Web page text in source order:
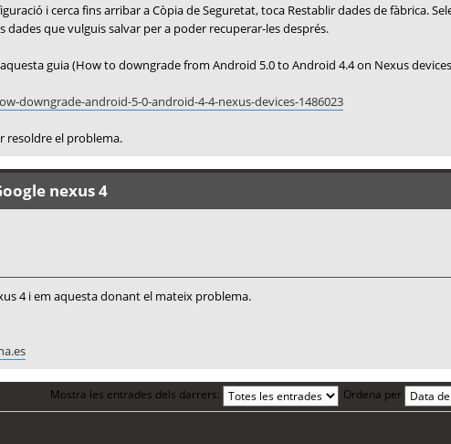
i cerca fins arribar a Còpia de Seguretat, toca Restablir dades de fàbrica.
dades que vulguis salvar per a poder recuperar-les després.
guia (How to downgrade from Android 5.0 to Android 4.4 on Nexus
downgrade-android-5-0-android-4-4-nexus-devices-1486023
resoldre el problema.
nexus 4
4 i em aquesta donant el mateix problema.
Mostra les entrades dels darrers: Ordena per